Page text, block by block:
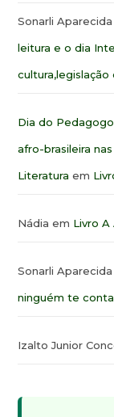
Sonarli
leitura e o dia
Dia do
afro-brasileira
Literatura em
Nádia em Livro
Sonarli
ninguém te conta
Izalto Junior